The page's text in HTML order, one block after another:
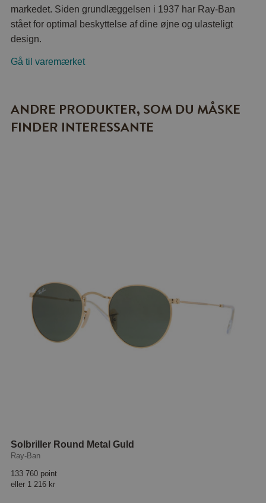
markedet. Siden grundlæggelsen i 1937 har Ray-Ban
stået for optimal beskyttelse af dine øjne og ulasteligt
design.
Gå til varemærket
ANDRE PRODUKTER, SOM DU MÅSKE
FINDER INTERESSANTE
Solbriller Round Metal Guld
Ray-Ban
133 760 point
eller 1 216 kr